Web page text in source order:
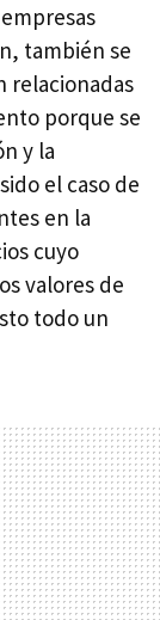
también se
relacionadas
porque se
y la
el caso de
en la
cuyo
valores de
todo un